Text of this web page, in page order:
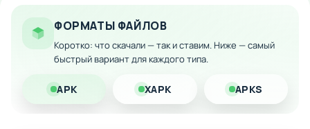
обновлениями от разработчиков.
Особенности мода:
Плавная анимация при переключении между
рабочими столами
ФОРМАТЫ ФАЙЛОВ
Коротко: что скачали — так и ставим. Ниже — самый
быстрый вариант для каждого типа.
APK XAPK APKS